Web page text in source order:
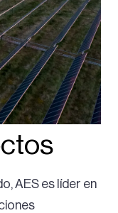
AES es líder en